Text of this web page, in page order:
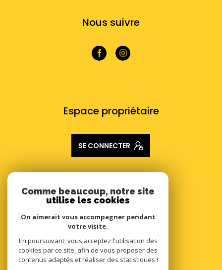
Nous suivre
Espace propriétaire
SE CONNECTER
ADHÉRENTS
Nous adhérons
Comme beaucoup, notre site
utilise les cookies
On aimerait vous accompagner pendant
votre visite.
En poursuivant, vous acceptez l'utilisation des
cookies par ce site, afin de vous proposer des
contenus adaptés et réaliser des statistiques !